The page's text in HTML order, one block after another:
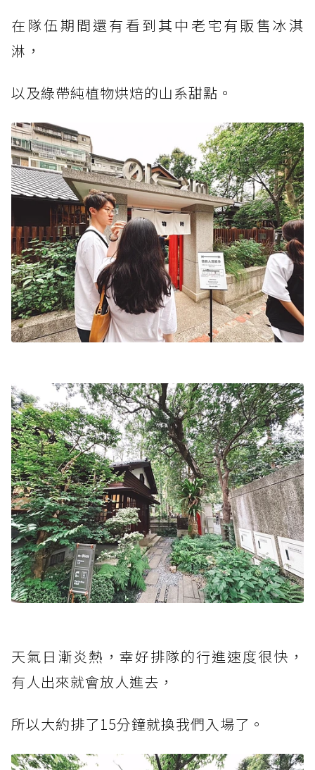
在隊伍期間還有看到其中老宅有販售冰淇
淋，
以及綠帶純植物烘焙的山系甜點。
天氣日漸炎熱，幸好排隊的行進速度很快，
有人出來就會放人進去，
所以大約排了15分鐘就換我們入場了。